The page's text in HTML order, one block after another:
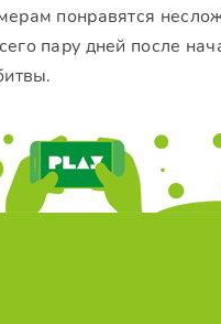
понравятся
пару дней после